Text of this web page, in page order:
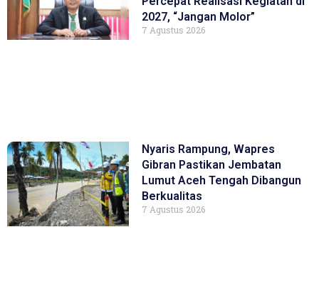
2027, “Jangan Molor”
7 Agustus 2026
Nyaris Rampung, Wapres
Gibran Pastikan Jembatan
Lumut Aceh Tengah Dibangun
Berkualitas
7 Agustus 2026